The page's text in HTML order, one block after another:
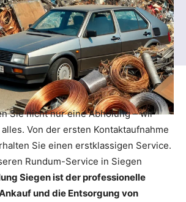
Sie nicht nur eine Abholung – wir
Von der ersten Kontaktaufnahme
Sie einen erstklassigen Service.
Rundum-Service in Siegen
Siegen ist der professionelle
und die Entsorgung von